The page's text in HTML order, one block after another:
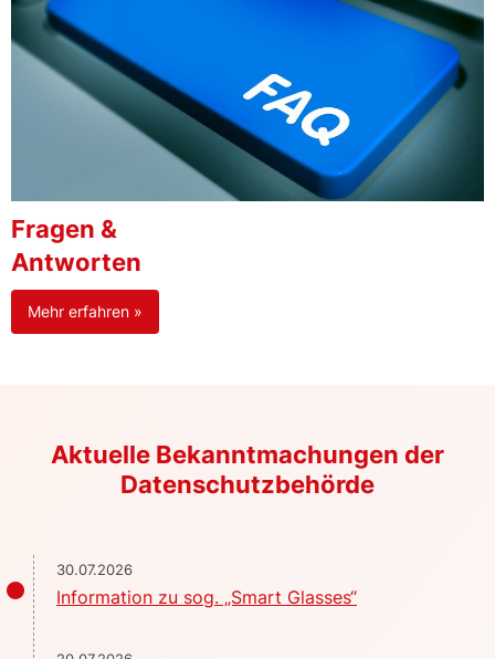
Fragen &
Antworten
Mehr erfahren »
Aktuelle Bekanntmachungen der
Datenschutzbehörde
30.07.2026
Information zu sog. „Smart Glasses“